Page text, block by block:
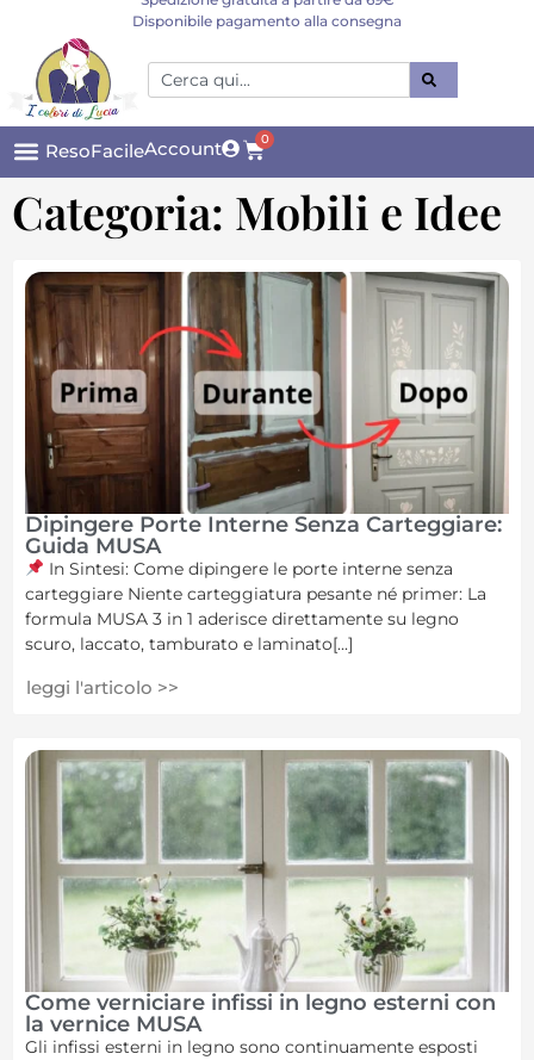
Disponibile pagamento alla consegna
ResoFacileAccount 0
Categoria: Mobili e Idee
Dipingere Porte Interne Senza Carteggiare:
Guida MUSA
In Sintesi: Come dipingere le porte interne senza
carteggiare Niente carteggiatura pesante né primer: La
formula MUSA 3 in 1 aderisce direttamente su legno
scuro, laccato, tamburato e laminato[...]
leggi l'articolo >>
Come verniciare infissi in legno esterni con
la vernice MUSA
Gli infissi esterni in legno sono continuamente esposti